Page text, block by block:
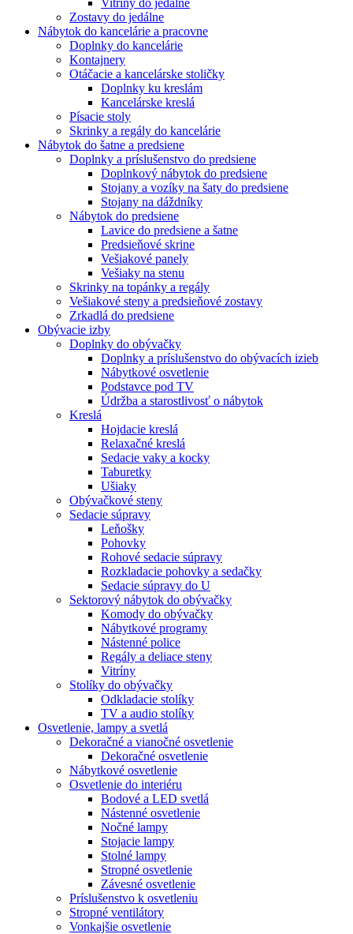
Zostavy do jedálne
Nábytok do kancelárie a pracovne
Doplnky do kancelárie
Kontajnery
Otáčacie a kancelárske stoličky
Doplnky ku kreslám
Kancelárske kreslá
Písacie stoly
Skrinky a regály do kancelárie
Nábytok do šatne a predsiene
Doplnky a príslušenstvo do predsiene
Doplnkový nábytok do predsiene
Stojany a vozíky na šaty do predsiene
Stojany na dáždníky
Nábytok do predsiene
Lavice do predsiene a šatne
Predsieňové skrine
Vešiakové panely
Vešiaky na stenu
Skrinky na topánky a regály
Vešiakové steny a predsieňové zostavy
Zrkadlá do predsiene
Obývacie izby
Doplnky do obývačky
Doplnky a príslušenstvo do obývacích izieb
Nábytkové osvetlenie
Podstavce pod TV
Údržba a starostlivosť o nábytok
Kreslá
Hojdacie kreslá
Relaxačné kreslá
Sedacie vaky a kocky
Taburetky
Ušiaky
Obývačkové steny
Sedacie súpravy
Leňošky
Pohovky
Rohové sedacie súpravy
Rozkladacie pohovky a sedačky
Sedacie súpravy do U
Sektorový nábytok do obývačky
Komody do obývačky
Nábytkové programy
Nástenné police
Regály a deliace steny
Vitríny
Stolíky do obývačky
Odkladacie stolíky
TV a audio stolíky
Osvetlenie, lampy a svetlá
Dekoračné a vianočné osvetlenie
Dekoračné osvetlenie
Nábytkové osvetlenie
Osvetlenie do interiéru
Bodové a LED svetlá
Nástenné osvetlenie
Nočné lampy
Stojacie lampy
Stolné lampy
Stropné osvetlenie
Závesné osvetlenie
Príslušenstvo k osvetleniu
Stropné ventilátory
Vonkajšie osvetlenie